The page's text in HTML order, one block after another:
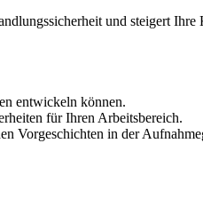
und steigert
entwickeln können.
für Ihren Arbeitsbereich.
Vorgeschichten in der